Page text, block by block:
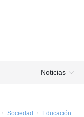
Noticias
Sociedad Educación